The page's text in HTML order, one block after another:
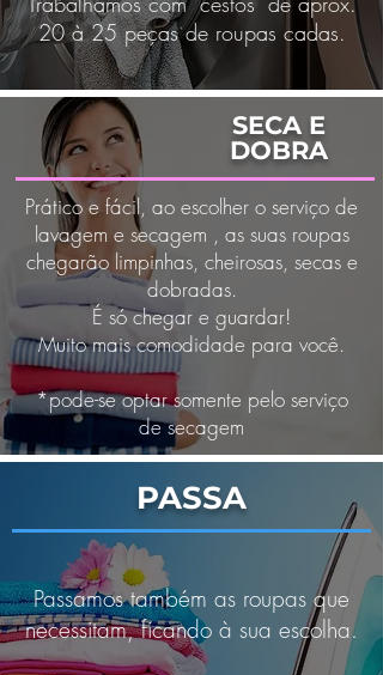
20 à 25 peças de roupas cadas.
SECA E
DOBRA
Prático e fácil, ao escolher o serviço de
lavagem e secagem , as suas roupas
chegarão limpinhas, cheirosas, secas e
dobradas.
É só chegar e guardar!
Muito mais comodidade para você.
*pode-se optar somente pelo serviço
de secagem
Passamos também as roupas que
necessitam, ficando à sua escolha.
PASSA